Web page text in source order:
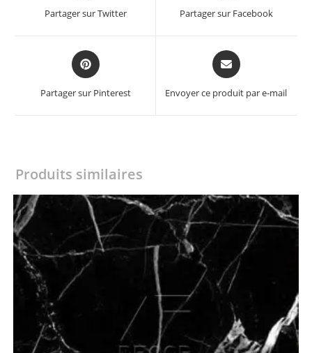
new
Partager sur Twitter Partager sur Facebook
Opens
in
Partager sur Pinterest
Opens
in
new
Envoyer ce produit par e-mail
Produits similaires